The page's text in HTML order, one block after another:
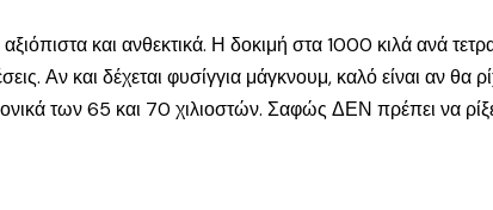
και ανθεκτικά. Η δοκιμή στα 1000 κιλά ανά
Αν και δέχεται φυσίγγια μάγκνουμ, καλό είναι αν θα
των 65 και 70 χιλιοστών. Σαφώς ΔΕΝ πρέπει να